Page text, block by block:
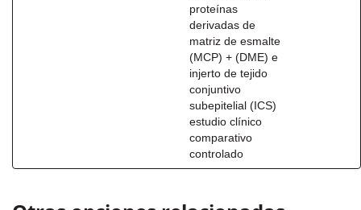
proteínas
derivadas de
matriz de esmalte
(MCP) + (DME) e
injerto de tejido
conjuntivo
subepitelial (ICS)
estudio clínico
comparativo
controlado